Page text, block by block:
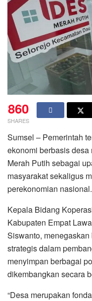
860
SHARES
Sumsel – Pemerintah
ekonomi berbasis
Merah Putih sebagai
masyarakat sekaligus
perekonomian nasional.
Kepala Bidang
Kabupaten Empat
Siswanto,
strategis dalam
menyimpan berbagai
dikembangkan secara
“Desa merupakan